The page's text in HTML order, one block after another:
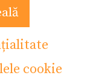
cookie